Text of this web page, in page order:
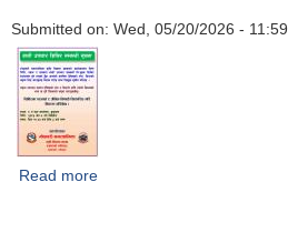
Submitted on: Wed, 05/20/2026 - 11:59
Read more